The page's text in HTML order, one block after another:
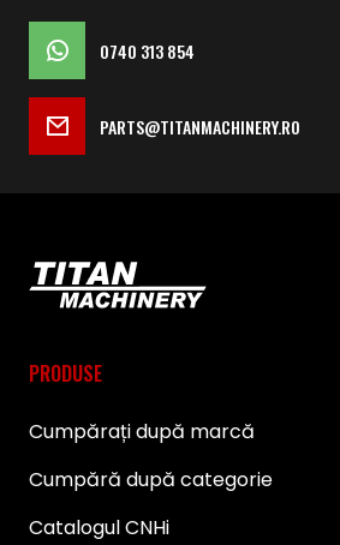
0740 313 854
PARTS@TITANMACHINERY.RO
PRODUSE
Cumpărați după marcă
Cumpără după categorie
Catalogul CNHi